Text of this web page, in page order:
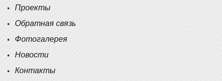
Проекты
Обратная связь
Фотогалерея
Новости
Контакты